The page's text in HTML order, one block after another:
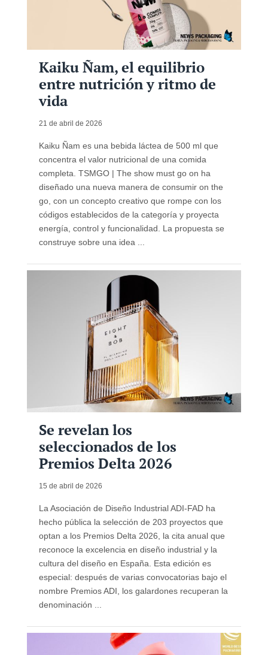
Kaiku Ñam, el equilibrio
entre nutrición y ritmo de
vida
21 de abril de 2026
Kaiku Ñam es una bebida láctea de 500 ml que
concentra el valor nutricional de una comida
completa. TSMGO | The show must go on ha
diseñado una nueva manera de consumir on the
go, con un concepto creativo que rompe con los
códigos establecidos de la categoría y proyecta
energía, control y funcionalidad. La propuesta se
construye sobre una idea ...
Se revelan los
seleccionados de los
Premios Delta 2026
15 de abril de 2026
La Asociación de Diseño Industrial ADI-FAD ha
hecho pública la selección de 203 proyectos que
optan a los Premios Delta 2026, la cita anual que
reconoce la excelencia en diseño industrial y la
cultura del diseño en España. Esta edición es
especial: después de varias convocatorias bajo el
nombre Premios ADI, los galardones recuperan la
denominación ...